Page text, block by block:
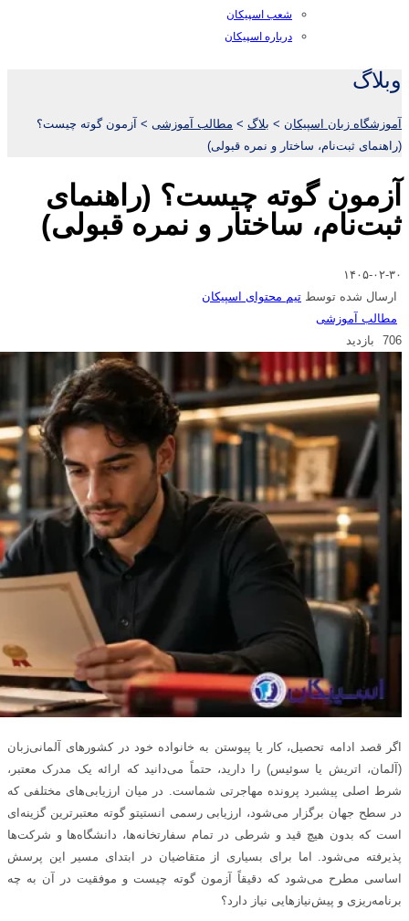
شعب اسپیکان
درباره اسپیکان
وبلاگ
آموزشگاه زبان اسپیکان > بلاگ > مطالب آموزشی > آزمون گوته چیست؟
(راهنمای ثبت‌نام، ساختار و نمره قبولی)
آزمون گوته چیست؟ (راهنمای
ثبت‌نام، ساختار و نمره قبولی)
۱۴۰۵-۰۲-۳۰
ارسال شده توسط تیم محتوای اسپیکان
مطالب آموزشی
706 بازدید
اگر قصد ادامه تحصیل، کار یا پیوستن به خانواده خود در کشورهای آلمانی‌زبان
(آلمان، اتریش یا سوئیس) را دارید، حتماً می‌دانید که ارائه یک مدرک معتبر،
شرط اصلی پیشبرد پرونده مهاجرتی شماست. در میان ارزیابی‌های مختلفی که
در سطح جهان برگزار می‌شود، ارزیابی رسمی انستیتو گوته معتبرترین گزینه‌ای
است که بدون هیچ قید و شرطی در تمام سفارتخانه‌ها، دانشگاه‌ها و شرکت‌ها
پذیرفته می‌شود. اما برای بسیاری از متقاضیان در ابتدای مسیر این پرسش
اساسی مطرح می‌شود که دقیقاً آزمون گوته چیست و موفقیت در آن به چه
برنامه‌ریزی و پیش‌نیازهایی نیاز دارد؟